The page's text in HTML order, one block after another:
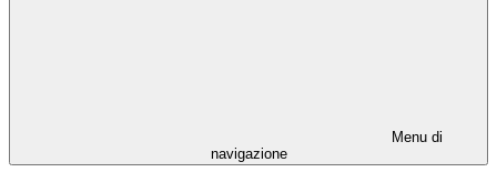
Menu di
navigazione